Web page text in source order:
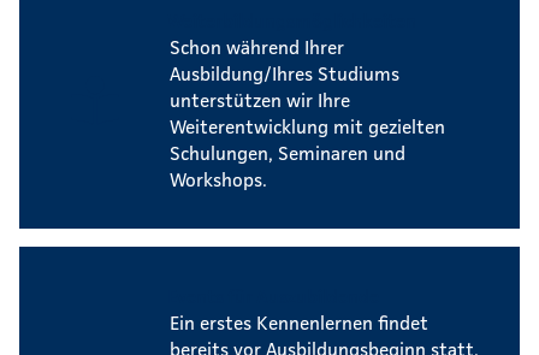
Schon während Ihrer
Ausbildung/Ihres Studiums
unterstützen wir Ihre
Weiterentwicklung mit gezielten
Schulungen, Seminaren und
Workshops.
Ein erstes Kennenlernen findet
bereits vor Ausbildungsbeginn statt.